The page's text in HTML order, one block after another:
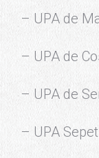
– UPA de
– UPA de
– UPA de
– UPA